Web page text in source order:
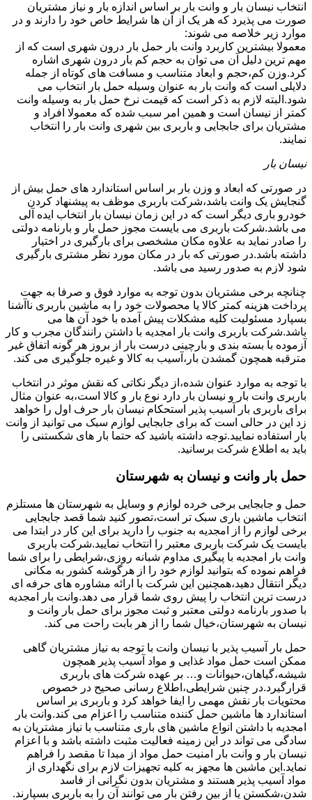
انتخاب نیسان بار و وانت بار بر اساس اندازه بار و نیاز مشتریان
صورت می پذیرد که هر یک از آن ها شرایط خاص خود را دارند و در
موارد زیر خلاصه می شوند:
معمولا بیشترین کاربرد وانت بار حمل بار درون شهری است که از
مهم ترین دلیل آن می توان به حجم کم بار درون شهری اشاره
کرد.وزن کم،حجم و ابعاد متناسب و مسافت های کوتاه از جمله
دلایلی است که وانت بار به عنوان وسیله حمل بار انتخاب می
شود.البته لازم به ذکر است که قیمت نرخ حمل بار به وسیله وانت
کمتر از نیسان است و همین امر سبب شده که معمولا افراد و
مشتریان برای جابجایی و باربری بین شهری وانت بار را انتخاب
نمایند.
نیسان بار
در صورتی که ابعاد و وزن بار بر اساس استاندارد های حمل بیش از
گنجایش یک وانت باشد،شرکت باربری موظف به پیشنهاد کردن
خودرو باری دیگر است که در این زمان نیسان بار انتخاب ایده آلی
می باشد.شرکت باربری می بایست مجوز حمل بار و بارنامه دولتی
را صادر نماید به علاوه مکان مشخصی برای بارگیری در اختیار
داشته باشد.در صورتی که بار در مکان مورد نظر مشتری بارگیری
شود لازم به صدور رسید می باشد.
چنانچه برخی مشتریان بدون توجه به موارد فوق و صرفا به جهت
پرداخت هزینه کمتر کالا یا محصولات خود را به ماشین باربری ناآشنا
بسپارد مسئولیت کلیه مشکلات پیش آمده با خود آن ها می
باشد.شرکت باربری وانت بار امجدیه با داشتن رانندگان مجرب و کار
آزموده با بسته بندی و بارچینی درست بار از بروز هر گونه اتفاق غیر
مترقبه همچون گمشدن بار،آسیب به کالا و غیره جلوگیری می کند.
با توجه به موارد عنوان شده،از دیگر نکاتی که نقش موثر در انتخاب
باربری وانت بار و نیسان بار دارد نوع بار و کالا است،به عنوان مثال
برای باربری بار آسیب پذیر استحکام نیسان بار حرف اول را خواهد
زد این در حالی است که برای جابجایی لوازم سبک می توانید از وانت
بار استفاده نمایید.توجه داشته باشید که حتما بار های شکستنی را
باید به اطلاع شرکت برسانید.
حمل بار وانت و نیسان به شهرستان
حمل و جابجایی برخی خرده لوازم و وسایل به شهرستان ها مستلزم
انتخاب ماشین باری سبک تر است،تصور کنید شما قصد جابجایی
برخی لوازم را از امجدیه به جنوب را دارید برای این کار در ابتدا می
بایست یک شرکت باربری معتبر را انتخاب نمایید.شرکت باربری
وانت بار امجدیه با پیگیری مداوم شبانه روزی،شرایطی را برای شما
فراهم نموده که بتوانید لوازم خود را از هرگوشه کشور به مکانی
دیگر انتقال دهید،همچنین این شرکت با ارائه مشاوره های حرفه ای
درست ترین انتخاب را پیش روی شما قرار می دهد.وانت بار امجدیه
با صدور بارنامه دولتی معتبر و ثبت مجوز برای حمل بار وانت و
نیسان به شهرستان،خیال شما را از هر بابت راحت می کند.
حمل بار آسیب پذیر با نیسان وانت با توجه به نیاز مشتریان گاهی
ممکن است حمل مواد غذایی و مواد آسیب پذیر همچون
شیشه،گیاهان،حیوانات و… بر عهده شرکت های باربری
قرارگیرد.در چنین شرایطی،اطلاع رسانی صحیح در خصوص
محتویات بار نقش مهمی را ایفا خواهد کرد و باربری بر اساس
استاندارد ها ماشین حمل کننده متناسب را اعزام می کند.وانت بار
امجدیه با داشتن انواع ماشین های باری متناسب با نیاز مشتریان به
سادگی می تواند در این زمینه فعالیت مثبت داشته باشد و با اعزام
نیسان بار و وانت بار امنیت حمل مواد از مبدا تا مقصد را فراهم
نماید.این ماشین ها مجهز به کلیه تجهیزات لازم برای نگهداری از
مواد آسیب پذیر هستند و مشتریان بدون نگرانی از فاسد
شدن،شکستن یا از بین رفتن بار می توانند آن را به باربری بسپارند.